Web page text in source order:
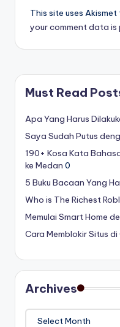
This site uses
your comment data is
Must Read
Apa Yang Harus
Saya Sudah Putus
190+ Kosa Kata
ke Medan 0
5 Buku Bacaan Yang
Who is The Richest
Memulai Smart Home
Cara Memblokir Situs
Archives
Archives